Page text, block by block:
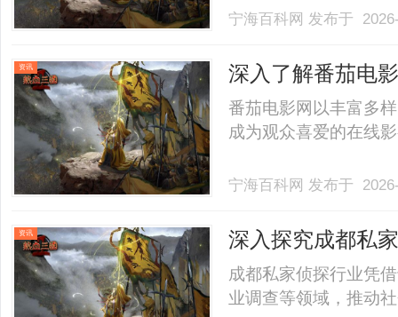
业验光配镜的写字楼
40%-60%优惠，兼顾
宁海百科网 发布于
资讯
深入了解番茄电
发展前景
番茄电影网以丰富多
成为观众喜爱的在线
宁海百科网 发布于
资讯 深入探究成都私
成都私家侦探行业凭
业调查等领域，推动